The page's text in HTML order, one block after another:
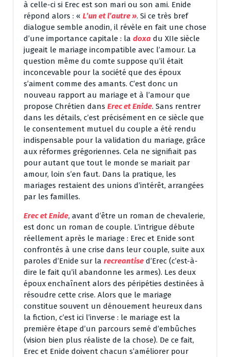
à celle-ci si Erec est son mari ou son ami. Enide
répond alors : « L’un et l’autre ». Si ce très bref
dialogue semble anodin, il révèle en fait une chose
d’une importance capitale : la doxa du XIIe siècle
jugeait le mariage incompatible avec l’amour. La
question même du comte suppose qu’il était
inconcevable pour la société que des époux
s’aiment comme des amants. C’est donc un
nouveau rapport au mariage et à l’amour que
propose Chrétien dans Erec et Enide. Sans rentrer
dans les détails, c’est précisément en ce siècle que
le consentement mutuel du couple a été rendu
indispensable pour la validation du mariage, grâce
aux réformes grégoriennes. Cela ne signifiait pas
pour autant que tout le monde se mariait par
amour, loin s’en faut. Dans la pratique, les
mariages restaient des unions d’intérêt, arrangées
par les familles.
Erec et Enide, avant d’être un roman de chevalerie,
est donc un roman de couple. L’intrigue débute
réellement après le mariage : Erec et Enide sont
confrontés à une crise dans leur couple, suite aux
paroles d’Enide sur la recreantise d’Erec (c’est-à-
dire le fait qu’il abandonne les armes). Les deux
époux enchaînent alors des péripéties destinées à
résoudre cette crise. Alors que le mariage
constitue souvent un dénouement heureux dans
la fiction, c’est ici l’inverse : le mariage est la
première étape d’un parcours semé d’embûches
(vision bien plus réaliste de la chose). De ce fait,
Erec et Enide doivent chacun s’améliorer pour